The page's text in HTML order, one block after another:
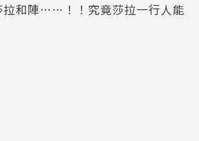
拉和陣……！！究竟莎拉一行人能